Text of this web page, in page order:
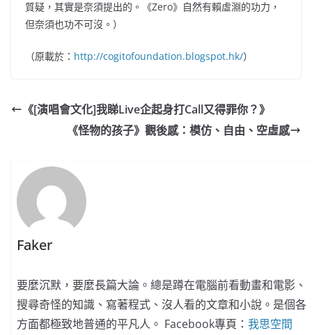
質疑，其實是奈須提出的。《Zero》自然有賴虛淵的功力，
但奈須也功不可沒。）
（原載於： http://cogitofoundation.blogspot.hk/）
《[演唱會文化]我睇Live企起身打Call又得罪你？》
《怪物的孩子》觀後感：模仿、自由、空虛感
Faker
要麼沉默，要麼長篇大論。總是蹲在電腦前看動畫和電影、
搜尋奇怪的知識、寫著程式、沒人看的文章和小說。是個各
方面都極致地普通的平凡人。 Facebook專頁：我思空間